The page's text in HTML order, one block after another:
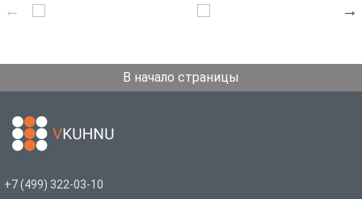
В начало страницы
+7 (499) 322-03-10